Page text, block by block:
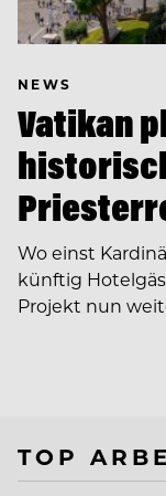
NEWS
Vatikan
Wo einst
künftig
Projekt nun
TOP